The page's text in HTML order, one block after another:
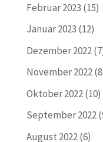
Februar 2023 (15)
Januar 2023 (12)
Dezember 2022
November 2022
Oktober 2022(10)
September 2022
August 2022(6)